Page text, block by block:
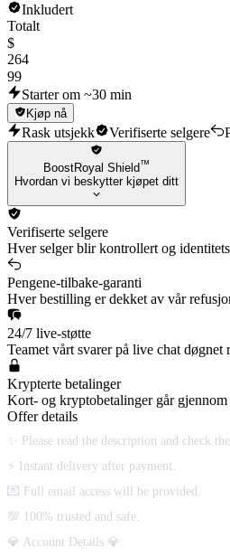
Inkludert
Totalt
$
264
99
Starter om ~30 min
Kjøp nå
Rask utsjekk Verifiserte selgere
BoostRoyal Shield™
Hvordan vi beskytter kjøpet ditt
Verifiserte selgere
Hver selger blir kontrollert og
Pengene-tilbake-garanti
Hver bestilling er dekket av vår
24/7 live-støtte
Teamet vårt svarer på live chat
Krypterte betalinger
Kort- og kryptobetalinger går
Offer details
✨ Please read the description and check
⚡ Instant delivery after payment.
💌 Full email access will be provided.
💯 100% trusted and safe.
💎 Account Details 💎: